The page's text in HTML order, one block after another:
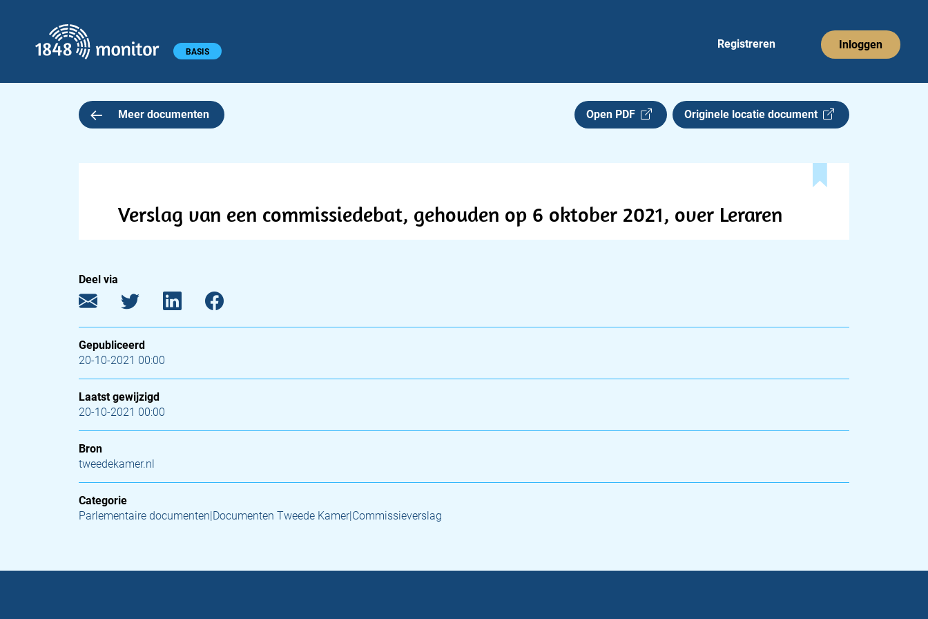
Hoofdmenu BASIS
Registreren Inloggen
Meer documenten Open PDF Originele locatie document
Verslag van een commissiedebat, gehouden op 6 oktober 2021, over Leraren
Deel via
Gepubliceerd
20-10-2021 00:00
Laatst gewijzigd
20-10-2021 00:00
Bron
tweedekamer.nl
Categorie
Parlementaire documenten|Documenten Tweede Kamer|Commissieverslag